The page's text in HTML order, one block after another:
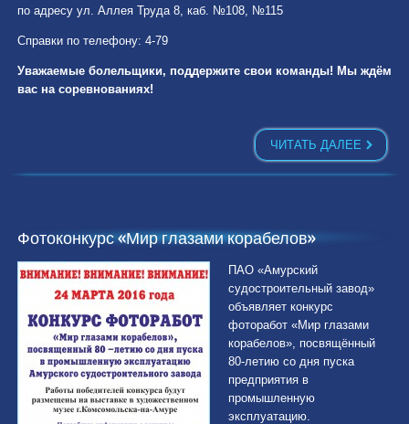
по адресу ул. Аллея Труда 8, каб. №108, №115
Справки по телефону: 4-79
Уважаемые болельщики, поддержите свои команды! Мы ждём
вас на соревнованиях!
ЧИТАТЬ ДАЛЕЕ
Фотоконкурс «Мир глазами корабелов»
ПАО «Амурский
судостроительный завод»
объявляет конкурс
фоторабот «Мир глазами
корабелов», посвящённый
80-летию со дня пуска
предприятия в
промышленную
эксплуатацию.